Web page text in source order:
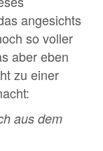
angesichts
so voller
aber eben
zu einer
aus dem